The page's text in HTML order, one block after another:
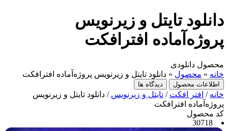
دانلود تایتل و زیرنویس‌
پروژه‌آماده افترافکت
محصول دانلودی
خانه » محصول » دانلود تایتل و زیرنویس‌ پروژه‌آماده افترافکت
اطلاعات محصول دیدگاه ها
خانه / افتر افکت / تایتل و زیرنویس / دانلود تایتل و زیرنویس‌
پروژه‌آماده افترافکت
کد محصول
30718